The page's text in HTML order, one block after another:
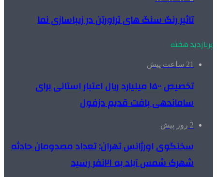
تاثیر رنگ سنگ های تراورتن در زیباسازی نما
پربازدید هفته
21 ساعت پیش
تخصیص ۱۵۰۰ میلیارد ریال اعتبار استانی برای
ساماندهی بافت قدیم دزفول
2 روز پیش
سخنگوی اورژانس تهران: تعداد مصدومان حادثه
شهرک شمس آباد به ۲۱نفر رسید